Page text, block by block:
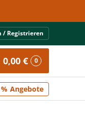
/ Registrieren
0,00 € 0
Angebote